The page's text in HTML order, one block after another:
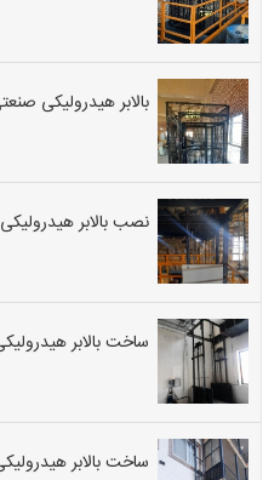
بالابر هیدرولیکی
نصب بالابر
ساخت بالابر
ساخت بالابر